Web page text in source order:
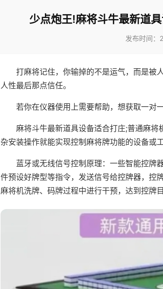
少点炮王!麻将斗牛最新道
发布时间：
打麻将记住，你输掉的不是运气，而是被
人性最后那点信任。
若你在仪器使用上需要帮助，想获取一对
麻将斗牛最新道具设备适合打庄;普通麻
杂安装操作就能实现控制麻将牌功能的设备或工
蓝牙或无线信号控制原理：一些智能控牌
件预设好牌型等指令，发送信号给控牌器，控
麻将机洗牌、码牌过程中进行干预，达到控牌目